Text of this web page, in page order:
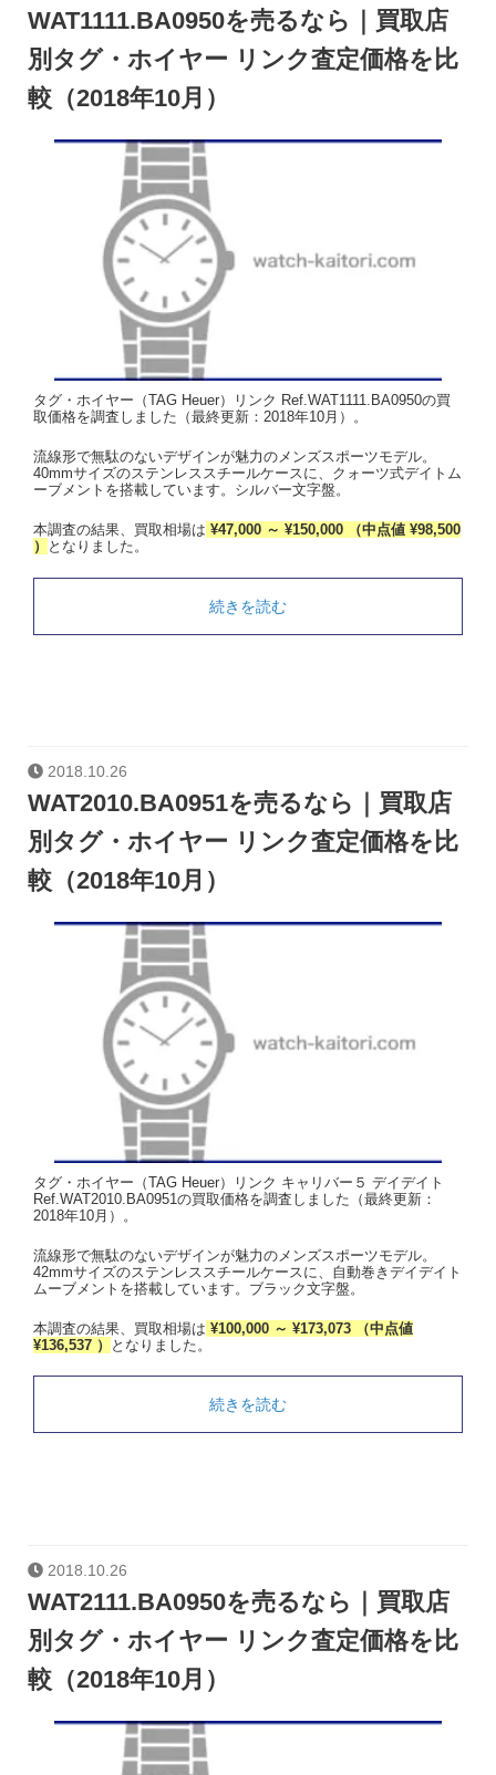
WAT1111.BA0950を売るなら｜買取店
別タグ・ホイヤー リンク査定価格を比
較（2018年10月）
タグ・ホイヤー（TAG Heuer）リンク Ref.WAT1111.BA0950の買
取価格を調査しました（最終更新：2018年10月）。
流線形で無駄のないデザインが魅力のメンズスポーツモデル。
40mmサイズのステンレススチールケースに、クォーツ式デイトム
ーブメントを搭載しています。シルバー文字盤。
本調査の結果、買取相場は ¥47,000 ～ ¥150,000 （中点値 ¥98,500
）
となりました。
続きを読む
2018.10.26
WAT2010.BA0951を売るなら｜買取店
別タグ・ホイヤー リンク査定価格を比
較（2018年10月）
タグ・ホイヤー（TAG Heuer）リンク キャリバー５ デイデイト
Ref.WAT2010.BA0951の買取価格を調査しました（最終更新：
2018年10月）。
流線形で無駄のないデザインが魅力のメンズスポーツモデル。
42mmサイズのステンレススチールケースに、自動巻きデイデイト
ムーブメントを搭載しています。ブラック文字盤。
本調査の結果、買取相場は ¥100,000 ～ ¥173,073 （中点値
¥136,537 ）
となりました。
続きを読む
2018.10.26
WAT2111.BA0950を売るなら｜買取店
別タグ・ホイヤー リンク査定価格を比
較（2018年10月）